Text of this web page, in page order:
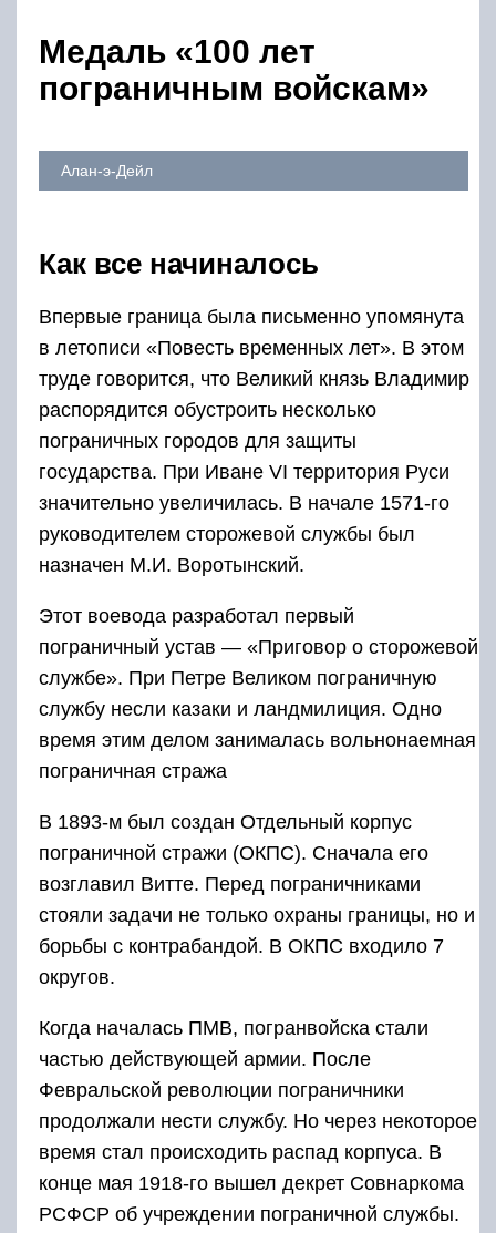
Медаль «100 лет
пограничным войскам»
Алан-э-Дейл
Как все начиналось
Впервые граница была письменно упомянута
в летописи «Повесть временных лет». В этом
труде говорится, что Великий князь Владимир
распорядится обустроить несколько
пограничных городов для защиты
государства. При Иване VI территория Руси
значительно увеличилась. В начале 1571-го
руководителем сторожевой службы был
назначен М.И. Воротынский.
Этот воевода разработал первый
пограничный устав — «Приговор о сторожевой
службе». При Петре Великом пограничную
службу несли казаки и ландмилиция. Одно
время этим делом занималась вольнонаемная
пограничная стража
В 1893-м был создан Отдельный корпус
пограничной стражи (ОКПС). Сначала его
возглавил Витте. Перед пограничниками
стояли задачи не только охраны границы, но и
борьбы с контрабандой. В ОКПС входило 7
округов.
Когда началась ПМВ, погранвойска стали
частью действующей армии. После
Февральской революции пограничники
продолжали нести службу. Но через некоторое
время стал происходить распад корпуса. В
конце мая 1918-го вышел декрет Совнаркома
РСФСР об учреждении пограничной службы.